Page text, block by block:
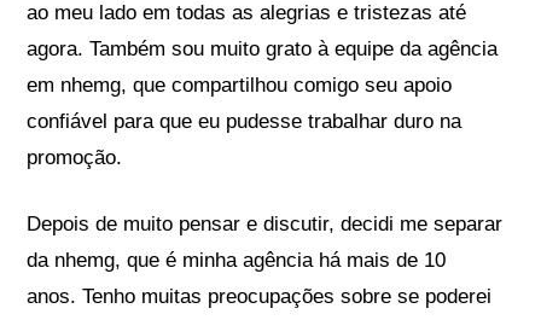
ao meu lado em todas as alegrias e tristezas até
agora. Também sou muito grato à equipe da agência
em nhemg, que compartilhou comigo seu apoio
confiável para que eu pudesse trabalhar duro na
promoção.
Depois de muito pensar e discutir, decidi me separar
da nhemg, que é minha agência há mais de 10
anos. Tenho muitas preocupações sobre se poderei